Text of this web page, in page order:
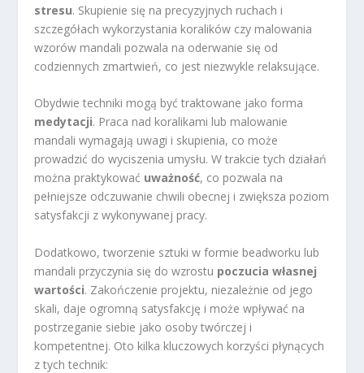
stresu. Skupienie się na precyzyjnych ruchach i
szczegółach wykorzystania koralików czy malowania
wzorów mandali pozwala na oderwanie się od
codziennych zmartwień, co jest niezwykle relaksujące.
Obydwie techniki mogą być traktowane jako forma
medytacji. Praca nad koralikami lub malowanie
mandali wymagają uwagi i skupienia, co może
prowadzić do wyciszenia umysłu. W trakcie tych działań
można praktykować uważność, co pozwala na
pełniejsze odczuwanie chwili obecnej i zwiększa poziom
satysfakcji z wykonywanej pracy.
Dodatkowo, tworzenie sztuki w formie beadworku lub
mandali przyczynia się do wzrostu poczucia własnej
wartości. Zakończenie projektu, niezależnie od jego
skali, daje ogromną satysfakcję i może wpływać na
postrzeganie siebie jako osoby twórczej i
kompetentnej. Oto kilka kluczowych korzyści płynących
z tych technik: